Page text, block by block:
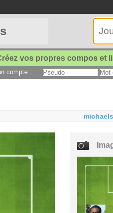
vos propres compos et
compte :